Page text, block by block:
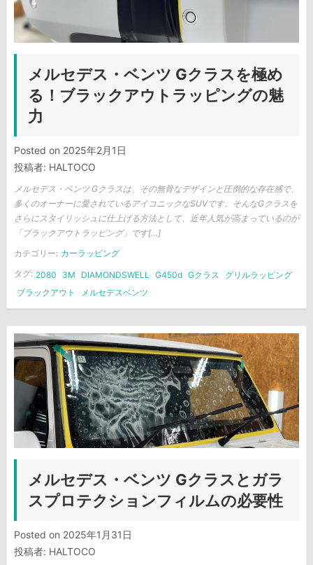
メルセデス・ベンツ Gクラスを極め
る！ブラックアウトラッピングの魅
力
Posted on 2025年2月1日
投稿者: HALTOCO
メルセデス・ベンツ Gクラスは、その無骨なデザインと圧倒的な存在感で、
多くのオーナーに愛されているアイコニックなSUVです。そんなGクラスを
さらにスタイリッシュに仕上げる方法として、近年人気が高まっているのが
「ブラックアウトラッピング」です[…]
カテゴリー: カーラッピング
タグ: 2080 3M DIAMONDSWELL G450d Gクラス
グリルラッピング
ブラックアウト
メルセデスベンツ
メルセデス・ベンツ Gクラスとガラ
スプロテクションフィルムの必要性
Posted on 2025年1月31日
投稿者: HALTOCO